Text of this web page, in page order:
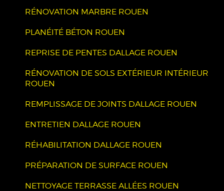
RÉNOVATION MARBRE ROUEN
PLANÉITÉ BÉTON ROUEN
REPRISE DE PENTES DALLAGE ROUEN
RÉNOVATION DE SOLS EXTÉRIEUR INTÉRIEUR
ROUEN
REMPLISSAGE DE JOINTS DALLAGE ROUEN
ENTRETIEN DALLAGE ROUEN
RÉHABILITATION DALLAGE ROUEN
PRÉPARATION DE SURFACE ROUEN
NETTOYAGE TERRASSE ALLÉES ROUEN